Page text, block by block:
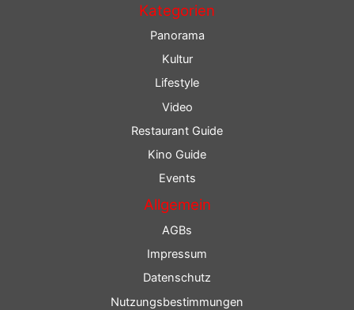
Kategorien
Panorama
Kultur
Lifestyle
Video
Restaurant Guide
Kino Guide
Events
Allgemein
AGBs
Impressum
Datenschutz
Nutzungsbestimmungen